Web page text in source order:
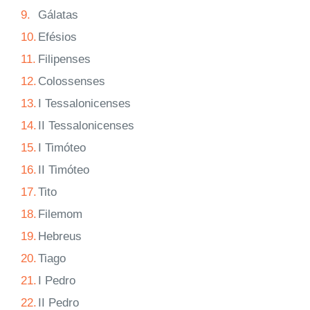
9.
Gálatas
10. Efésios
11. Filipenses
12. Colossenses
13. I Tessalonicenses
14. II Tessalonicenses
15. I Timóteo
16. II Timóteo
17.Tito
18. Filemom
19. Hebreus
20.Tiago
21. I Pedro
22. II Pedro